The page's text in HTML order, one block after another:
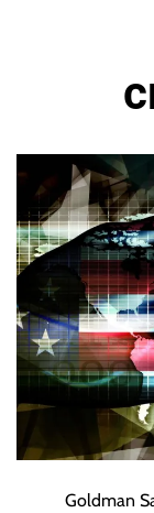
Goldman